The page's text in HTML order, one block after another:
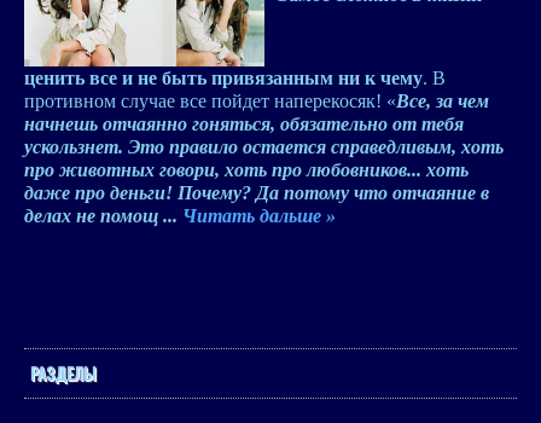
ценить все и не быть привязанным ни к чему. В
противном случае все пойдет наперекосяк! «Все, за чем
начнешь отчаянно гоняться, обязательно от тебя
ускользнет. Это правило остается справедливым, хоть
про животных говори, хоть про любовников... хоть
даже про деньги! Почему? Да потому что отчаяние в
делах не помощ ... Читать дальше »
РАЗДЕЛЫ